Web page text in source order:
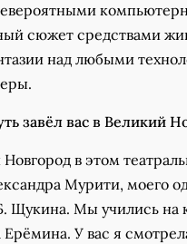
сюжет средствами
над любыми
завёл вас в Великий
в этом
Мурити, моего
Щукина. Мы учились на
У вас я